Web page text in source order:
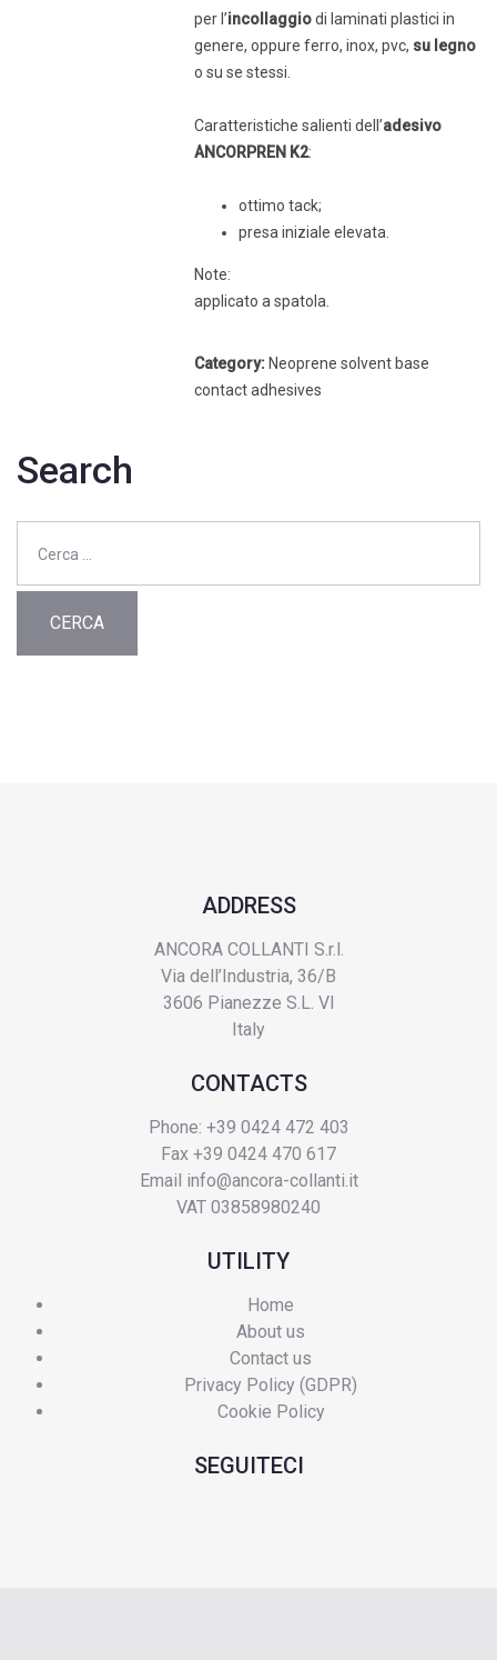
per l’incollaggiodi laminati plastici in
genere, oppure ferro, inox, pvc, su legno
o su se stessi.
Caratteristiche salienti dell’adesivo
ANCORPREN K2:
ottimo tack;
presa iniziale elevata.
Note:
applicato a spatola.
Category: Neoprene solvent base
contact adhesives
Search
per:
ADDRESS
ANCORA COLLANTI S.r.l.
Via dell’Industria, 36/B
3606 Pianezze S.L. VI
Italy
CONTACTS
Phone: +39 0424 472 403
Fax +39 0424 470 617
Email info@ancora-collanti.it
VAT 03858980240
UTILITY
Home
About us
Contact us
Privacy Policy (GDPR)
Cookie Policy
SEGUITECI